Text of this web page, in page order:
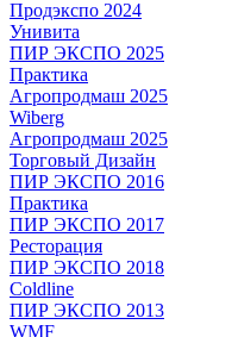
Продэкспо 2024
Унивита
ПИР ЭКСПО 2025
Практика
Агропродмаш 2025
Wiberg
Агропродмаш 2025
Торговый Дизайн
ПИР ЭКСПО 2016
Практика
ПИР ЭКСПО 2017
Ресторация
ПИР ЭКСПО 2018
Coldline
ПИР ЭКСПО 2013
WMF